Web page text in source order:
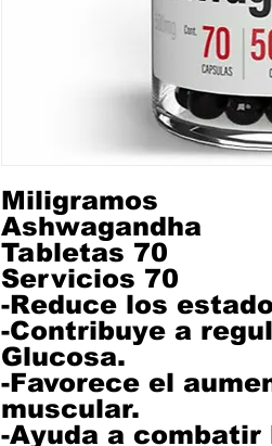
Miligramos
Ashwagandha
Tabletas 70
Servicios 70
-Reduce los
-Contribuye a
Glucosa.
-Favorece el
muscular.
-Ayuda a